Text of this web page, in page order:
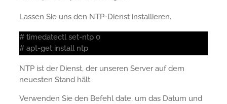
Lassen Sie uns den NTP-Dienst installieren.
# timedatectl set-ntp 0
# apt-get install ntp
NTP ist der Dienst, der unseren Server auf dem
neuesten Stand hält.
Verwenden Sie den Befehl date, um das Datum und